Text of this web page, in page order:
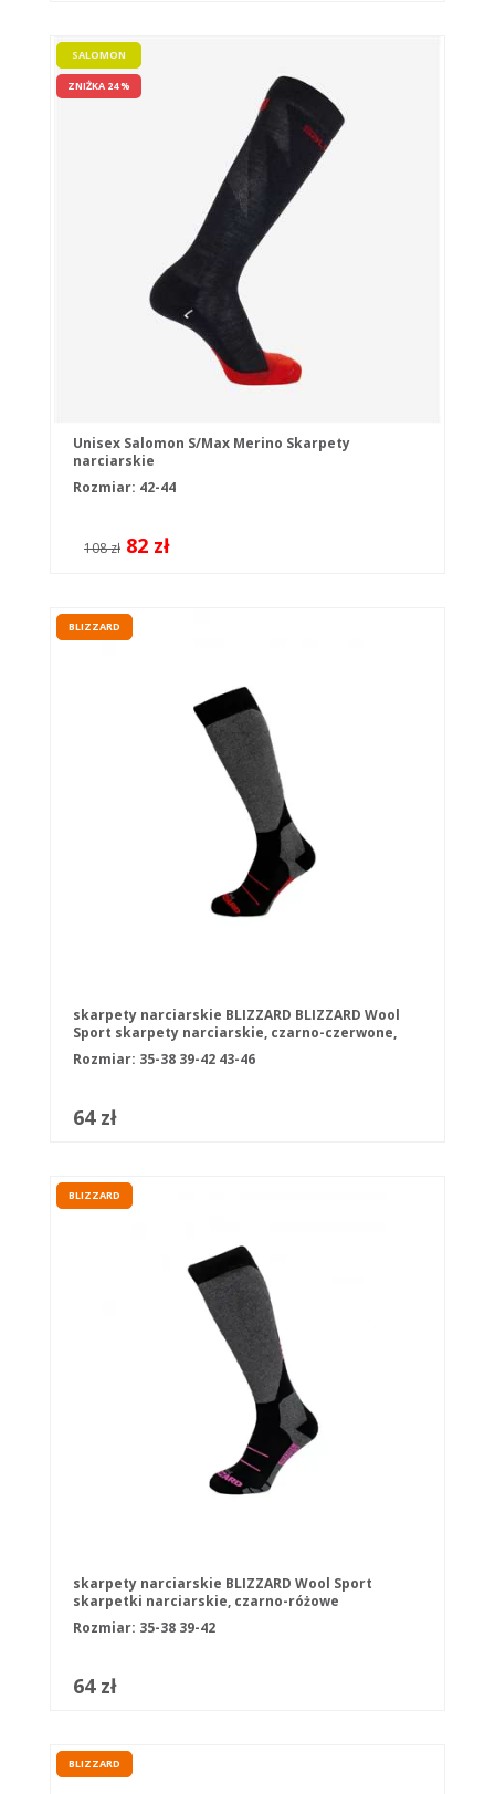
SALOMON
ZNIŻKA 24 %
Unisex Salomon S/Max Merino Skarpety
narciarskie
Rozmiar: 42-44
108 zł 82 zł
BLIZZARD
skarpety narciarskie BLIZZARD BLIZZARD Wool
Sport skarpety narciarskie, czarno-czerwone,
Rozmiar: 35-38 39-42 43-46
64 zł
BLIZZARD
skarpety narciarskie BLIZZARD Wool Sport
skarpetki narciarskie, czarno-różowe
Rozmiar: 35-38 39-42
64 zł
BLIZZARD